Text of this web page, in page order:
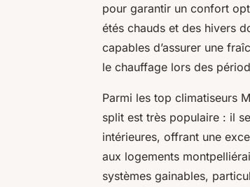
pour garantir un confort
étés chauds et des hivers
capables d’assurer une
le chauffage lors des
Parmi les top climatiseurs
split est très populaire : il
intérieures, offrant une
aux logements
systèmes gainables,